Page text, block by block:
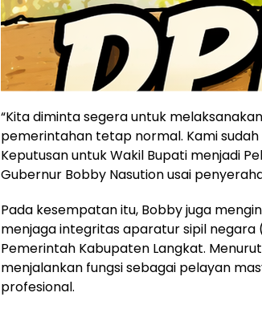
“Kita diminta segera untuk
pemerintahan tetap normal. Kami
Keputusan untuk Wakil Bupati menjadi
Gubernur Bobby Nasution usai
Pada kesempatan itu, Bobby juga
menjaga integritas aparatur sipil negara
Pemerintah Kabupaten Langkat.
menjalankan fungsi sebagai pelayan
profesional.